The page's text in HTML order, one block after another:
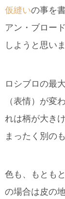
仮縫いの事を
アン・ブロー
しようと思いま
ロシブロの最
（表情）が変
れは柄が大き
まったく別の
色も、もとも
の場合は皮の